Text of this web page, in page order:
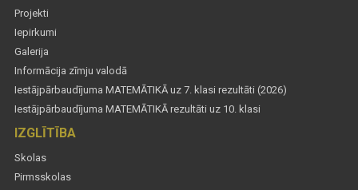
Projekti
Iepirkumi
Galerija
Informācija zīmju valodā
Iestājpārbaudījuma MATEMĀTIKĀ uz 7. klasi rezultāti (2026)
Iestājpārbaudījuma MATEMĀTIKĀ rezultāti uz 10. klasi
IZGLĪTĪBA
Skolas
Pirmsskolas